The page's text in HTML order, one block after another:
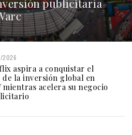
publicitaria
2026
aspira a conquistar el
de la inversión global en
mientras acelera su negocio